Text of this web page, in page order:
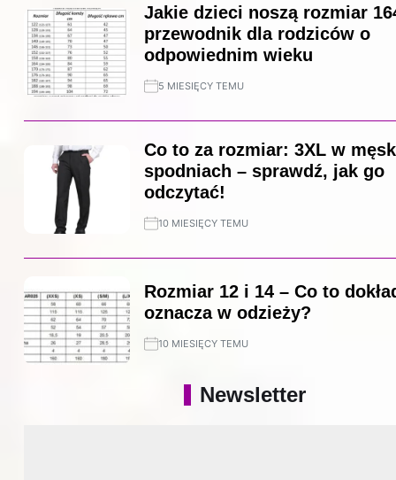
Jakie dzieci noszą rozmiar
przewodnik dla rodziców o
odpowiednim wieku
5 MIESIĘCY TEMU
Co to za rozmiar: 3XL w
spodniach – sprawdź, jak go
odczytać!
10 MIESIĘCY TEMU
Rozmiar 12 i 14 – Co to
oznacza w odzieży?
10 MIESIĘCY TEMU
Newsletter